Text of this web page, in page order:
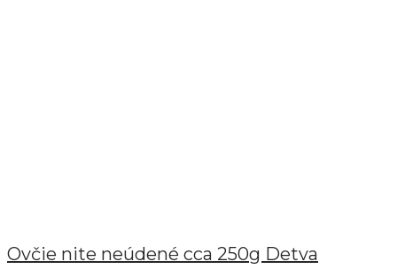
Ovčie nite neúdené cca 250g Detva